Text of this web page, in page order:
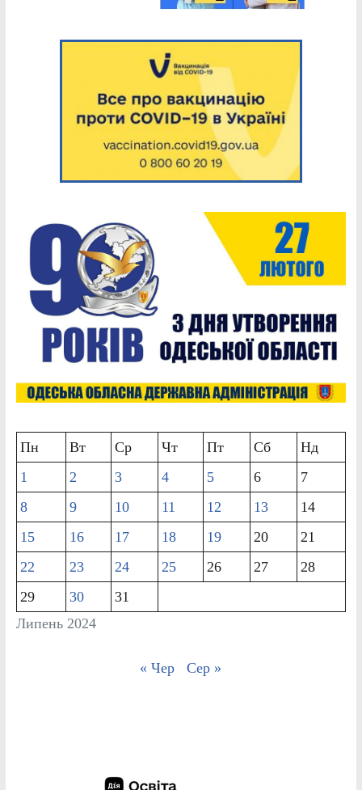
Липень 2024
Пн Вт Ср Чт Пт Сб
Нд
1
2 3 4 5 6
7
8
9 10 11 12 13
14
15
16 17 18 19 20
21
22
23 24 25 26 27
28
29
30 31
« Чер Сер »